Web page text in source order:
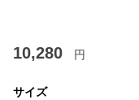
10,280 円
サイズ